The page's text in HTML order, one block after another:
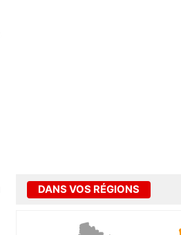
DANS VOS RÉGIONS